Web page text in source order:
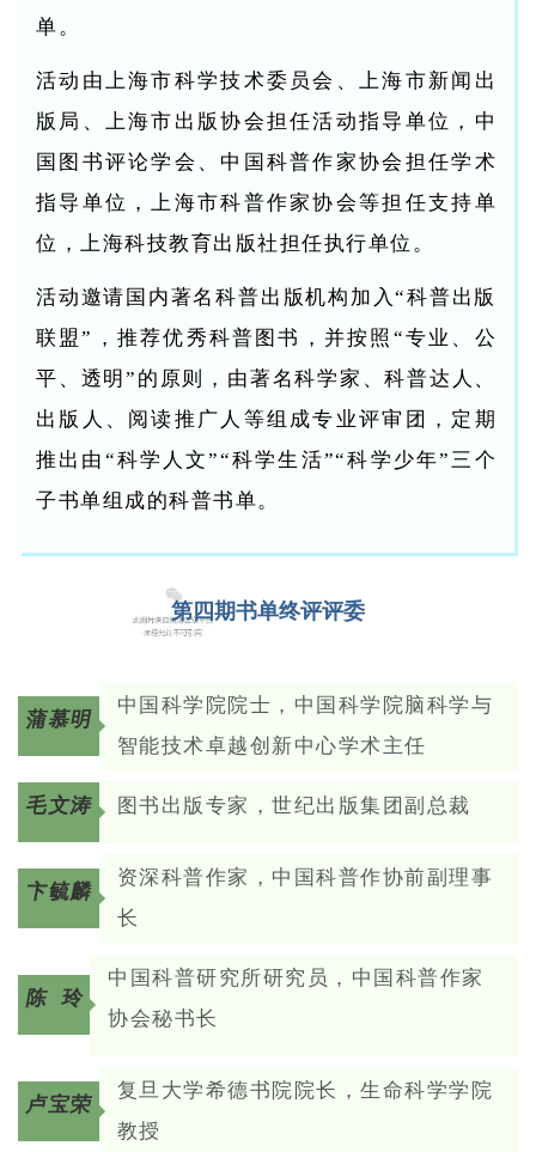
单。
活动由上海市科学技术委员会、上海市新闻出
版局、上海市出版协会担任活动指导单位，中
国图书评论学会、中国科普作家协会担任学术
指导单位，上海市科普作家协会等担任支持单
位，上海科技教育出版社担任执行单位。
活动邀请国内著名科普出版机构加入“科普出版
联盟”，推荐优秀科普图书，并按照“专业、公
平、透明”的原则，由著名科学家、科普达人、
出版人、阅读推广人等组成专业评审团，定期
推出由“科学人文”“科学生活”“科学少年”三个
子书单组成的科普书单。
第四期书单终评评委
蒲慕明
中国科学院院士，中国科学院脑科学与
智能技术卓越创新中心学术主任
毛文涛 图书出版专家，世纪出版集团副总裁
卞毓麟
资深科普作家，中国科普作协前副理事
长
陈 玲
中国科普研究所研究员 ，中国科普作家
协会秘书长
卢宝荣
复旦大学希德书院院长，生命科学学院
教授